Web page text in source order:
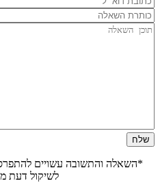
*השאלה והתשובה עשויים
לשיקול דעת